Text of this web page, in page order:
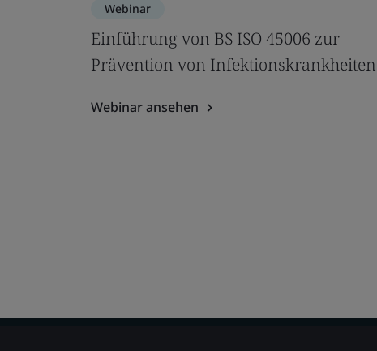
Webinar
Einführung von BS ISO 45006 zur
Prävention von Infektionskrankheiten
Webinar ansehen